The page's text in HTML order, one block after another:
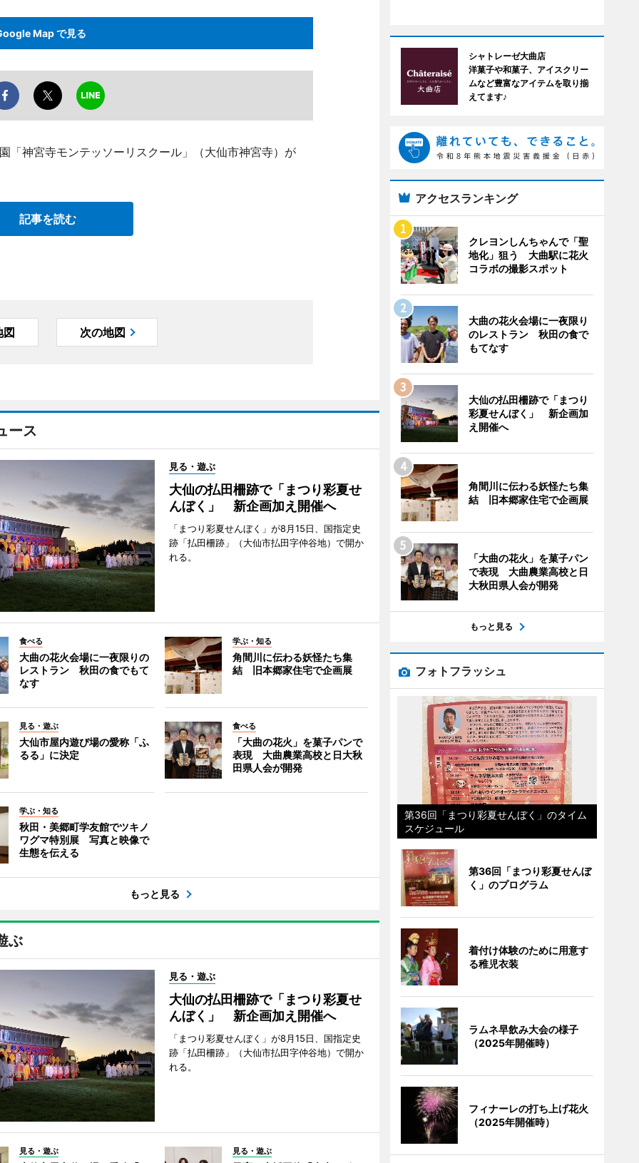
Map で見る
「神宮寺モンテッソーリスクール」（大仙市神宮寺）が
記事を読む
図 次の地図
ース
見る・遊ぶ
大仙の払田柵跡で「まつり彩夏せ
んぼく」 新企画加え開催へ
「まつり彩夏せんぼく」が8月15日、国指定史
跡「払田柵跡」（大仙市払田字仲谷地）で開か
れる。
食べる
大曲の花火会場に一夜限りの
レストラン 秋田の食でもて
なす
学ぶ・知る
角間川に伝わる妖怪たち集
結 旧本郷家住宅で企画展
見る・遊ぶ
大仙市屋内遊び場の愛称「ふ
るる」に決定
食べる
「大曲の花火」を菓子パンで
表現 大曲農業高校と日大秋
田県人会が開発
学ぶ・知る
秋田・美郷町学友館でツキノ
ワグマ特別展 写真と映像で
生態を伝える
もっと見る
ぶ
見る・遊ぶ
大仙の払田柵跡で「まつり彩夏せ
んぼく」 新企画加え開催へ
「まつり彩夏せんぼく」が8月15日、国指定史
跡「払田柵跡」（大仙市払田字仲谷地）で開か
れる。
見る・遊ぶ 見る・遊ぶ
シャトレーゼ大曲店
洋菓子や和菓子、アイスクリー
ムなど豊富なアイテムを取り揃
えてます♪
アクセスランキング
クレヨンしんちゃんで「聖
地化」狙う 大曲駅に花火
コラボの撮影スポット
大曲の花火会場に一夜限り
のレストラン 秋田の食で
もてなす
大仙の払田柵跡で「まつり
彩夏せんぼく」 新企画加
え開催へ
角間川に伝わる妖怪たち集
結 旧本郷家住宅で企画展
「大曲の花火」を菓子パン
で表現 大曲農業高校と日
大秋田県人会が開発
もっと見る
フォトフラッシュ
第36回「まつり彩夏せんぼく」のタイム
スケジュール
第36回「まつり彩夏せんぼ
く」のプログラム
着付け体験のために用意す
る稚児衣装
ラムネ早飲み大会の様子
（2025年開催時）
フィナーレの打ち上げ花火
（2025年開催時）